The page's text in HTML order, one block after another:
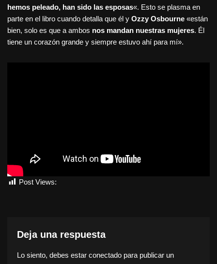
hemos peleado, han sido las esposas«. Esto se plasma en
parte en el libro cuando detalla que él y Ozzy Osbourne «están
bien, solo es que a ambos nos mandan nuestras mujeres. Él
tiene un corazón grande y siempre estuvo ahí para mí».
Post Views:
Deja una respuesta
Lo siento, debes estar conectado para publicar un